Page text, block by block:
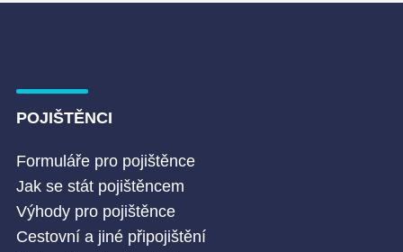
POJIŠTĚNCI
Formuláře pro pojištěnce
Jak se stát pojištěncem
Výhody pro pojištěnce
Cestovní a jiné připojištění